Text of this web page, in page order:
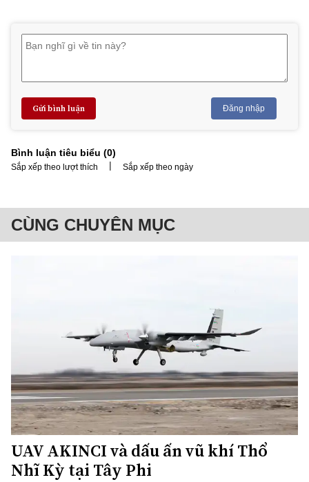
Gửi bình luận Đăng nhập
Bình luận tiêu biểu (0)
Sắp xếp theo lượt thích | Sắp xếp theo ngày
CÙNG CHUYÊN MỤC
UAV AKINCI và dấu ấn vũ khí Thổ
Nhĩ Kỳ tại Tây Phi